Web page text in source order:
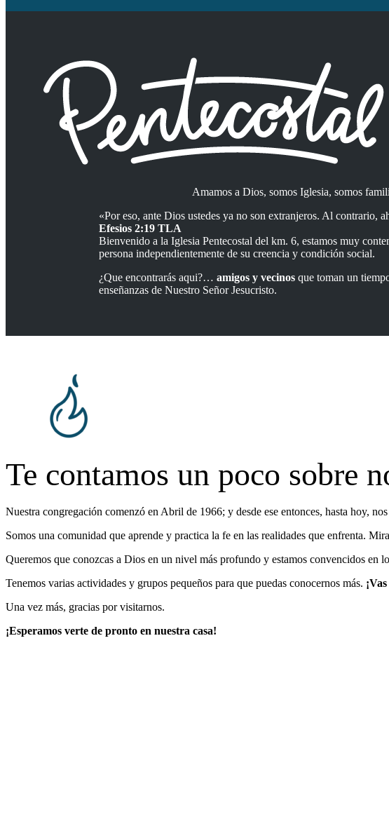
Amamos a Dios, somos Iglesia, somos
«Por eso, ante Dios ustedes ya no son extranjeros. Al contrario,
Efesios 2:19 TLA
Bienvenido a la Iglesia Pentecostal del km. 6, estamos muy
persona independientemente de su creencia y condición social.
¿Que encontrarás aqui?… amigos y vecinosque toman un
enseñanzas de Nuestro Señor Jesucristo.
Te contamos un poco sobre
Nuestra congregación comenzó en Abril de 1966; y desde ese entonces, hasta hoy,
Somos una comunidad que aprende y practica la fe en las realidades que enfrenta.
Queremos que conozcas a Dios en un nivel más profundo y estamos convencidos en
Tenemos varias actividades y grupos pequeños para que puedas conocernos más.
Una vez más, gracias por visitarnos.
¡Esperamos verte de pronto en nuestra casa!